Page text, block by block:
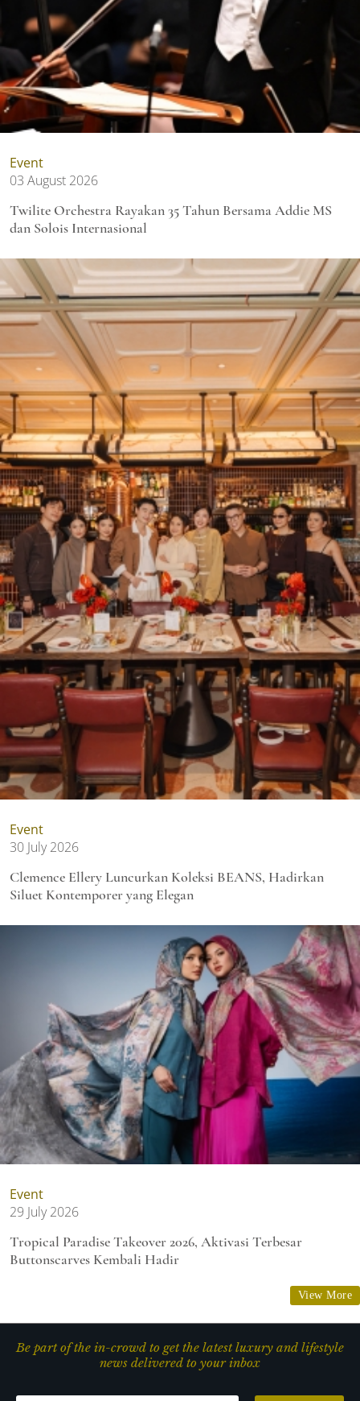
Event
03 August 2026
Twilite Orchestra Rayakan 35 Tahun Bersama Addie MS
dan Solois Internasional
Event
30 July 2026
Clemence Ellery Luncurkan Koleksi BEANS, Hadirkan
Siluet Kontemporer yang Elegan
Event
29 July 2026
Tropical Paradise Takeover 2026, Aktivasi Terbesar
Buttonscarves Kembali Hadir
View More
Be part of the in-crowd to get the latest luxury and lifestyle
news delivered to your inbox